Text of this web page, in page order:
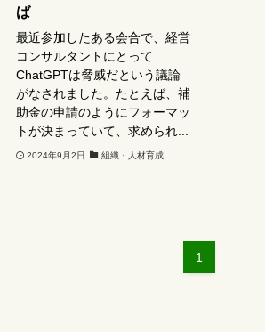
ば
最近参加したある会合で、経営
コンサルタントにとって
ChatGPTは脅威だという議論
がなされました。たとえば、補
助金の申請のようにフォーマッ
トが決まっていて、求められ...
2024年9月2日 組織・人材育成
1